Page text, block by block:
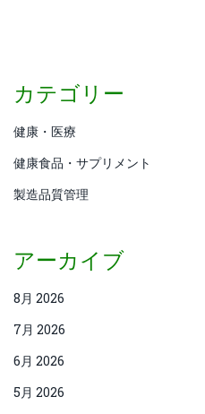
カテゴリー
健康・医療
健康食品・サプリメント
製造品質管理
アーカイブ
8月 2026
7月 2026
6月 2026
5月 2026